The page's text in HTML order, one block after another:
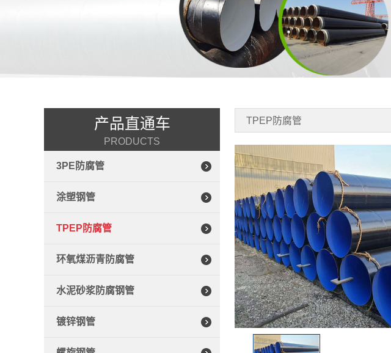
产品直通车
PRODUCTS
3PE防腐管
涂塑钢管
TPEP防腐管
环氧煤沥青防腐管
水泥砂浆防腐钢管
镀锌钢管
TPEP防腐管